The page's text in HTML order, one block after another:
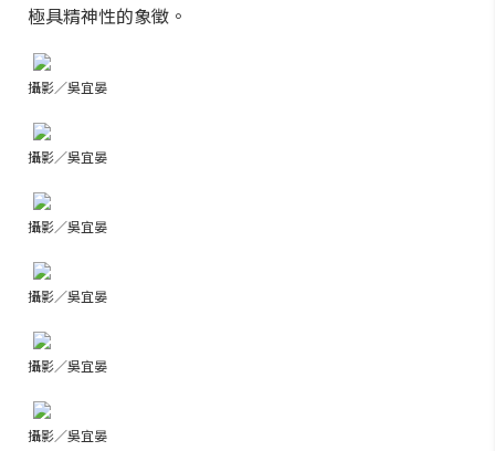
極具精神性的象徵。
攝影／吳宜晏
攝影／吳宜晏
攝影／吳宜晏
攝影／吳宜晏
攝影／吳宜晏
攝影／吳宜晏